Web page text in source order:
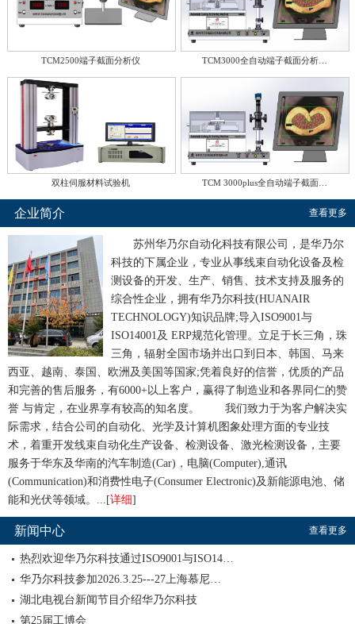
TCM2500端子截面分析仪 TCM3000全自动端子截面分析…
双柱伺服材料试验机 TCM 3000plus全自动端子截面…
企业简介 查看更多
苏州华乃尔自动化科技有限公司，是华乃尔
科技的下属企业，专业从事线束自动化设备及检
测设备的开发、生产、销售、技术支持及服务的
综合性企业，拥有华乃尔科技(HUANAIR
TECHNOLOGY)知识品牌;导入ISO9001与
ISO14001及 ERP规范化管理。立足于长三角，珠
三角，辐射全国市场并出口到日本、韩国、马来
西亚、越南、泰国、欧洲及美国等国家;凭着良好的信誉，优质的产品
和完善的售后服务，有6000+以上客户，赢得了制造业和各界同仁的赞
誉 与肯定，在业界享有较高的知名度。
我们致力于为客户解决实
际需求，结合公司的自动化、光学及计算机图象处理方面的专业技
术，着重开发线束自动化生产设备、检测设备、激光检测设备，主要
服务于华东及华南的汽车制造(Car)，电脑(Computer),通讯
(Communication)和消费性电子(Consumer Electronic)及新能源电池、储
能和光伏等领域。...[详细]
新闻中心 查看更多
热烈欢迎华乃尔科技通过ISO9001与ISO14…
华乃尔科技参加2026.3.25---27上海慕尼…
湖北电视台新闻节目介绍华乃尔科技
第25届工博会